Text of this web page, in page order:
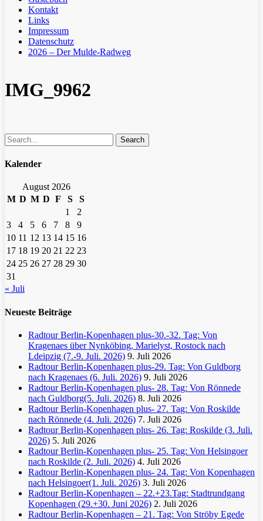
Kontakt
Links
Impressum
Datenschutz
2026 – Der Mulde-Radweg
IMG_9962
Search
Kalender
August 2026
M D M D F S
S
1
2
3
4 5 6 7 8
9
10 11 12 13 14 15 16
17 18 19 20 21 22 23
24 25 26 27 28 29 30
31
« Juli
Neueste Beiträge
Radtour Berlin-Kopenhagen plus-30.-32. Tag: Von
Kragenaes über Nynköbing, Marielyst, Rostock nach
Ldeipzig (7.-9. Juli. 2026) 9. Juli 2026
Radtour Berlin-Kopenhagen plus-29. Tag: Von Guldborg
nach Kragenaes (6. Juli. 2026) 9. Juli 2026
Radtour Berlin-Kopenhagen plus- 28. Tag: Von Rönnede
nach Guldborg(5. Juli. 2026) 8. Juli 2026
Radtour Berlin-Kopenhagen plus- 27. Tag: Von Roskilde
nach Rönnede (4. Juli. 2026) 7. Juli 2026
Radtour Berlin-Kopenhagen plus- 26. Tag: Roskilde (3. Juli.
2026) 5. Juli 2026
Radtour Berlin-Kopenhagen plus- 25. Tag: Von Helsingoer
nach Roskilde (2. Juli. 2026) 4. Juli 2026
Radtour Berlin-Kopenhagen plus- 24. Tag: Von Kopenhagen
nach Helsingoer(1. Juli. 2026) 3. Juli 2026
Radtour Berlin-Kopenhagen – 22.+23.Tag: Stadtrundgang
Kopenhagen (29.+30. Juni 2026) 2. Juli 2026
Radtour Berlin-Kopenhagen – 21. Tag: Von Ströby Egede